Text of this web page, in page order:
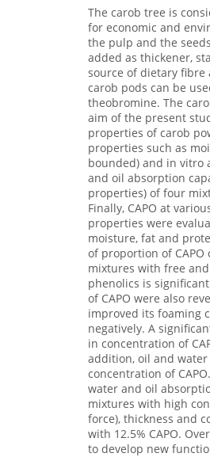
The carob tree is
for economic and
the pulp and the
added as thickener,
source of dietary
carob pods can be
theobromine. The
aim of the present
properties of carob
properties such as
bounded) and in vitro
and oil absorption
properties) of four
Finally, CAPO at
properties were
moisture, fat and
of proportion of CAPO
mixtures with free
phenolics is
of CAPO were also
improved its foaming
negatively. A
in concentration of
addition, oil and
concentration of
water and oil
mixtures with high
force), thickness and
with 12.5% CAPO.
to develop new